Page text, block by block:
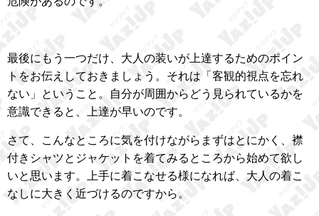
最後にもう一つだけ、大人の装いが上達するためのポイン
トをお伝えしておきましょう。それは「客観的視点を忘れ
ない」ということ。自分が周囲からどう見られているかを
意識できると、上達が早いのです。
さて、こんなところに気を付けながらまずはとにかく、襟
付きシャツとジャケットを着てみるところから始めて欲し
いと思います。上手に着こなせる様になれば、大人の着こ
なしに大きく近づけるのですから。